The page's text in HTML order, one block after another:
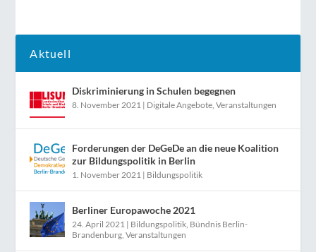
Aktuell
Diskriminierung in Schulen begegnen
8. November 2021 | Digitale Angebote ,Veranstaltungen
Forderungen der DeGeDe an die neue Koalition
zur Bildungspolitik in Berlin
1. November 2021 | Bildungspolitik
Berliner Europawoche 2021
24. April 2021 | Bildungspolitik Bündnis Berlin-
Brandenburg ,Veranstaltungen